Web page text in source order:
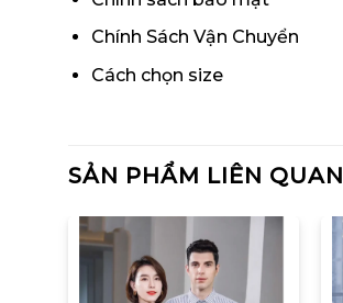
Chính Sách Vận Chuyển
Cách chọn size
SẢN PHẨM LIÊN QUAN